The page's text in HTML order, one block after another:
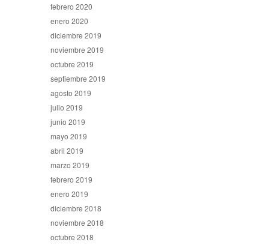
febrero 2020
enero 2020
diciembre 2019
noviembre 2019
octubre 2019
septiembre 2019
agosto 2019
julio 2019
junio 2019
mayo 2019
abril 2019
marzo 2019
febrero 2019
enero 2019
diciembre 2018
noviembre 2018
octubre 2018